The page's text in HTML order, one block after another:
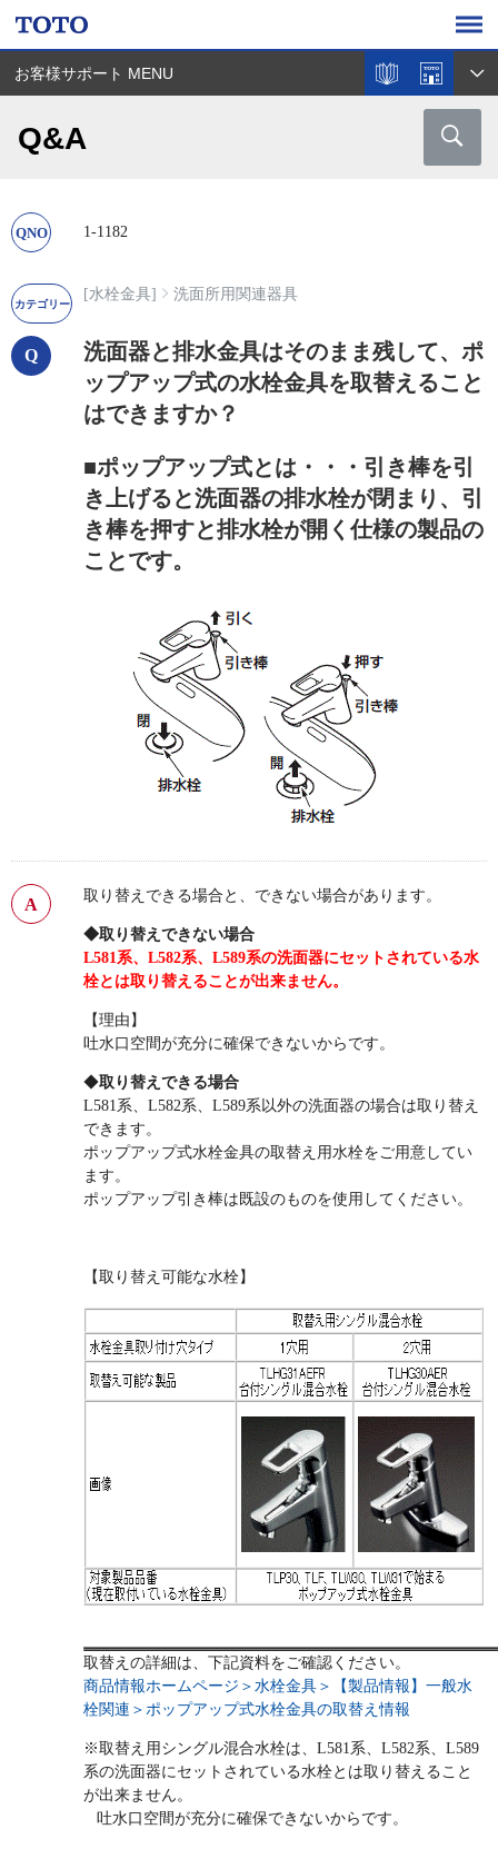
お客様サポート MENU
Q&A
1-1182
[水栓金具] 洗面所用関連器具
洗面器と排水金具はそのまま残して、ポ
ップアップ式の水栓金具を取替えること
はできますか？
■ポップアップ式とは・・・引き棒を引
き上げると洗面器の排水栓が閉まり、引
き棒を押すと排水栓が開く仕様の製品の
ことです。
取り替えできる場合と、できない場合があります。
◆取り替えできない場合
L581系、L582系、L589系の洗面器にセットされている水
栓とは取り替えることが出来ません。
【理由】
吐水口空間が充分に確保できないからです。
◆取り替えできる場合
L581系、L582系、L589系以外の洗面器の場合は取り替え
できます。
ポップアップ式水栓金具の取替え用水栓をご用意してい
ます。
ポップアップ引き棒は既設のものを使用してください。
【取り替え可能な水栓】
取替えの詳細は、下記資料をご確認ください。
商品情報ホームページ＞水栓金具＞【製品情報】一般水
栓関連＞ポップアップ式水栓金具の取替え情報
※取替え用シングル混合水栓は、L581系、L582系、L589
系の洗面器にセットされている水栓とは取り替えること
が出来ません。
吐水口空間が充分に確保できないからです。